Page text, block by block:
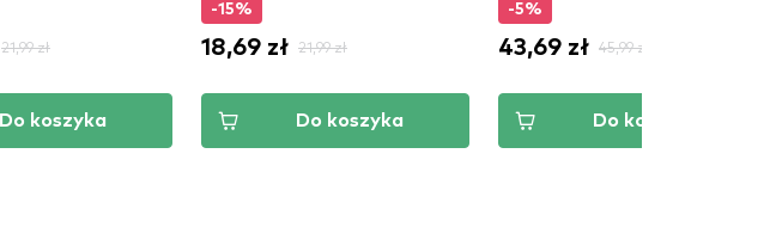
21,99 zł
Do koszyka
-15%
18,69 zł 21,99 zł
Do koszyka
-5%
43,69 zł 45,99 zł
Do koszyka